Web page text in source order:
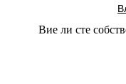
Вие ли сте